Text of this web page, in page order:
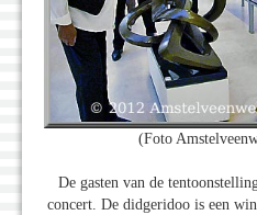
(Foto
De gasten van de
concert. De didgeridoo is een